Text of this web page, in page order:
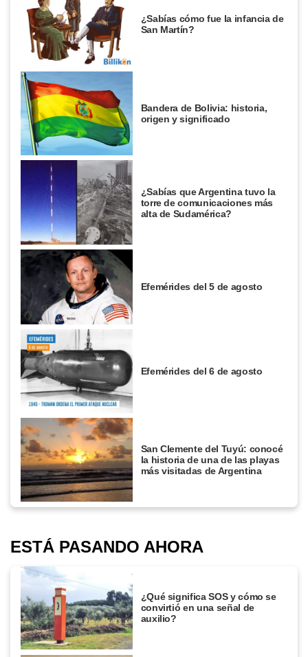
¿Sabías cómo fue la infancia de
San Martín?
Bandera de Bolivia: historia,
origen y significado
¿Sabías que Argentina tuvo la
torre de comunicaciones más
alta de Sudamérica?
Efemérides del 5 de agosto
Efemérides del 6 de agosto
San Clemente del Tuyú: conocé
la historia de una de las playas
más visitadas de Argentina
ESTÁ PASANDO AHORA
¿Qué significa SOS y cómo se
convirtió en una señal de
auxilio?